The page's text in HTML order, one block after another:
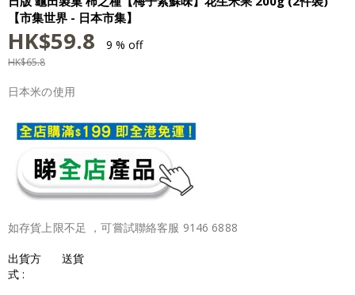
【市集世界 - 日本市集】
HK$59.8 9 % off
HK$65.8
日本米の使用
如存貨上限不足 ，可嘗試聯絡客服 9146 6888
出貨方
式 :
送貨